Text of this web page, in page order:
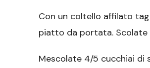
Con un coltello affilato
piatto da portata. Scolate
Mescolate 4/5 cucchiai di